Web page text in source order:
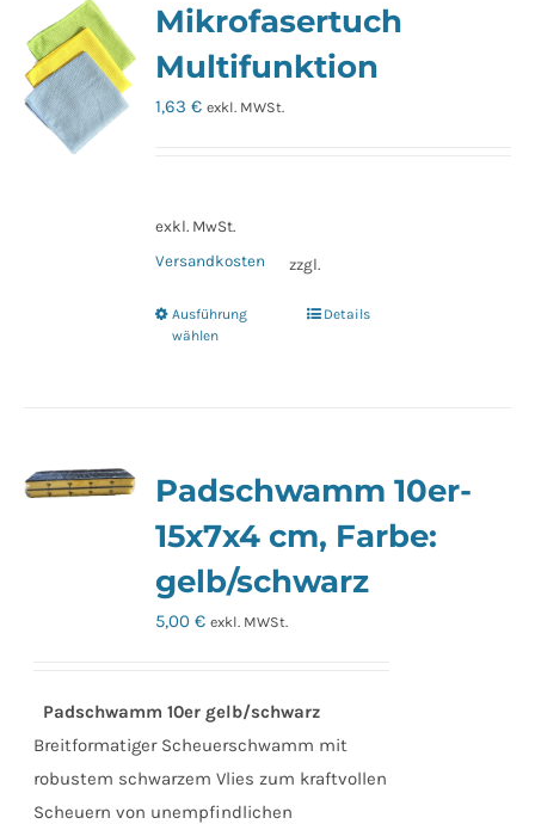
auf.
Die
Optionen
können
Produktseite
gewählt
Mikrofasertuch
Multifunktion
1,63€ exkl. MWSt.
exkl. MwSt.
zzgl.
Versandkosten
Ausführung
wählen
Dieses
auf.
Optionen
können
gewählt
werden
Details
Padschwamm 10er-
15x7x4 cm, Farbe:
gelb/schwarz
5,00€ exkl. MWSt.
Padschwamm 10er gelb/schwarz
Breitformatiger Scheuerschwamm mit
robustem schwarzem Vlies zum kraftvollen
Scheuern von unempfindlichen